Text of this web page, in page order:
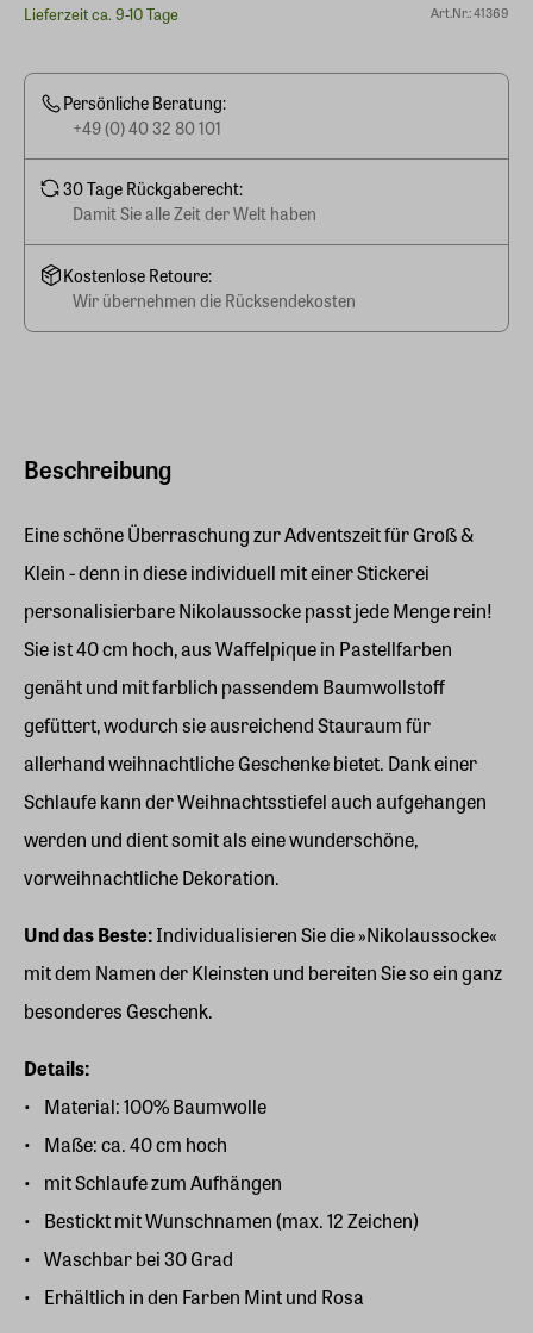
Beschreibung
Eine schöne Überraschung zur Adventszeit für Groß &
Klein - denn in diese individuell mit einer Stickerei
personalisierbare Nikolaussocke passt jede Menge rein!
Sie ist 40 cm hoch, aus Waffelpique in Pastellfarben
genäht und mit farblich passendem Baumwollstoff
gefüttert, wodurch sie ausreichend Stauraum für
allerhand weihnachtliche Geschenke bietet. Dank einer
Schlaufe kann der Weihnachtsstiefel auch aufgehangen
werden und dient somit als eine wunderschöne,
vorweihnachtliche Dekoration.
Und das Beste:Individualisieren Sie die »Nikolaussocke«
mit dem Namen der Kleinsten und bereiten Sie so ein ganz
besonderes Geschenk.
Details:
Material: 100% Baumwolle
Maße: ca. 40 cm hoch
mit Schlaufe zum Aufhängen
Bestickt mit Wunschnamen (max. 12 Zeichen)
Waschbar bei 30 Grad
Erhältlich in den Farben Mint und Rosa
Lieferzeit ca. 9-10 Tage Art.Nr.: 41369
Persönliche Beratung:
+49 (0) 40 32 80 101
30 Tage Rückgaberecht:
Damit Sie alle Zeit der Welt haben
Kostenlose Retoure:
Wir übernehmen die Rücksendekosten